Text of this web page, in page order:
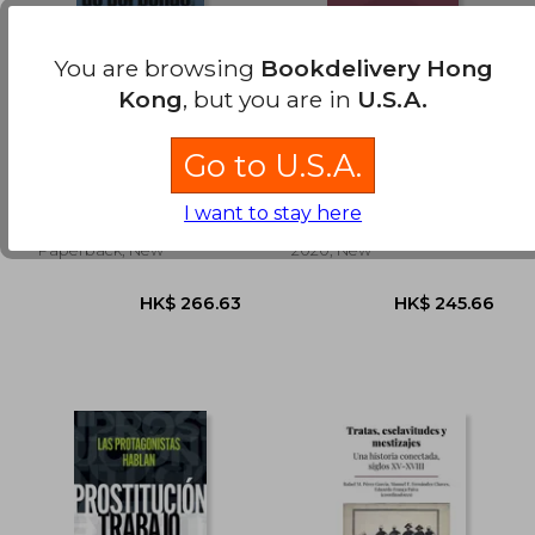
Confesiones de un
Personas (in Spanish)
Paperback, New
La Prostitucion en el
Corazon del
Capitalismo (in
Spanish)
Rosa Cobo Bedia
Los Libros De La Catarata,
2020, New
You are browsing Bookdelivery Hong
Kong, but you are in U.S.A.
Go to U.S.A.
I want to stay here